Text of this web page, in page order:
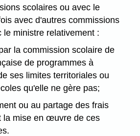
scolaires ou avec le
avec d'autres commissions
le ministre relativement :
la commission scolaire de
de programmes à
ses limites territoriales ou
qu'elle ne gère pas;
ou au partage des frais
la mise en œuvre de ces